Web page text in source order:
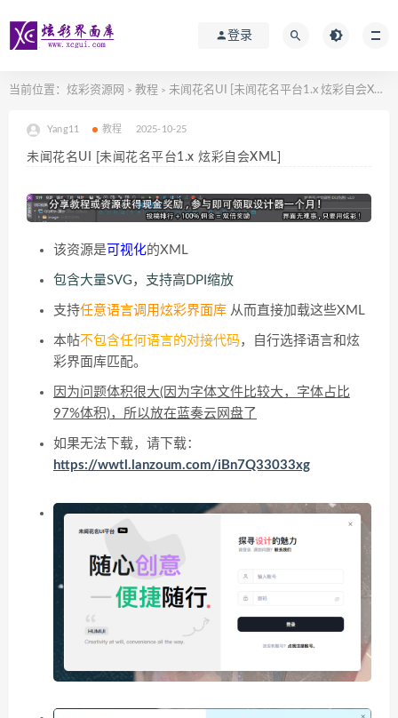
登录
当前位置： 炫彩资源网 > 教程 > 未闻花名UI [未闻花名平台1.x 炫彩自会XML]
Yang11 教程 2025-10-25
未闻花名UI [未闻花名平台1.x 炫彩自会XML]
该资源是可视化的XML
包含大量SVG，支持高DPI缩放
支持任意语言调用炫彩界面库 从而直接加载这些XML
本帖不包含任何语言的对接代码 ，自行选择语言和炫
彩界面库匹配。
因为问题体积很大(因为字体文件比较大，字体占比
97%体积)，所以放在蓝奏云网盘了
如果无法下载，请下载：
https://wwtl.lanzoum.com/iBn7Q33033xg